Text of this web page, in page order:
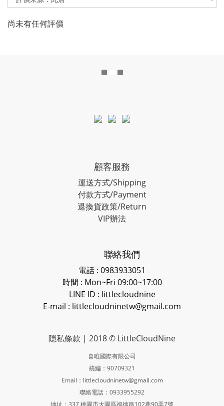
尚未有任何評價
顧客服務
運送方式/Shipping
付款方式/Payment
退換貨政策/Return
VIP辦法
聯絡我們
電話 : 0983933051
時間 : Mon~Fri 09:00~17:00
LINE ID : littlecloudnine
E-mail : littlecloudninetw@gmail.com
隱私條款 | 2018 © LittleCloudNine
喜唯國際有限公司
統編：90709321
Email：littlecloudninetw@gmail.com
聯絡電話：0933955292
地址：337 桃園市大園區福德路102巷90弄7號